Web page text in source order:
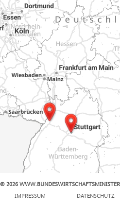
© 2026
IMPRESSUM
DATENSCHUTZ